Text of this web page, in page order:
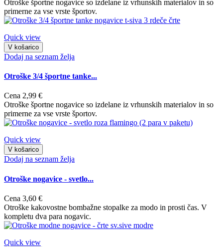
Otroške športne nogavice so izdelane iz vrhunskih materialov in so
primerne za vse vrste športov.
Quick view
V košarico
Dodaj na seznam želja
Otroške 3/4 športne tanke...
Cena 2,99 €
Otroške športne nogavice so izdelane iz vrhunskih materialov in so
primerne za vse vrste športov.
Quick view
V košarico
Dodaj na seznam želja
Otroške nogavice - svetlo...
Cena 3,60 €
Otroške kakovostne bombažne stopalke za modo in prosti čas. V
kompletu dva para nogavic.
Quick view